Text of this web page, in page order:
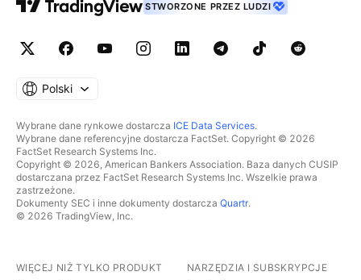
STWORZONE PRZEZ LUDZI
Polski
Wybrane dane rynkowe dostarcza ICE Data Services.
Wybrane dane referencyjne dostarcza FactSet. Copyright © 2026
FactSet Research Systems Inc.
Copyright © 2026, American Bankers Association. Baza danych CUSIP
dostarczana przez FactSet Research Systems Inc. Wszelkie prawa
zastrzeżone.
Dokumenty SEC i inne dokumenty dostarcza Quartr.
© 2026 TradingView, Inc.
WIĘCEJ NIŻ TYLKO PRODUKT NARZĘDZIA I SUBSKRYPCJE